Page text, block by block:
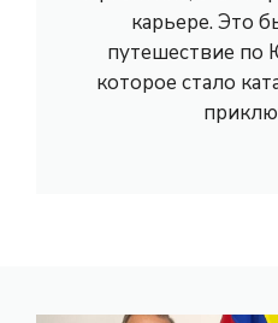
карьере. Это
путешествие
которое стало